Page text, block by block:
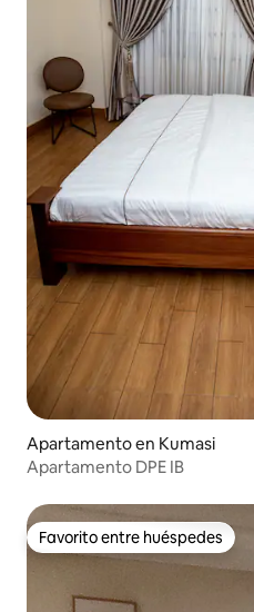
Apartamento en Kumasi
Apartamento DPE IB
Favorito entre huéspedes
Favorito entre huéspedes